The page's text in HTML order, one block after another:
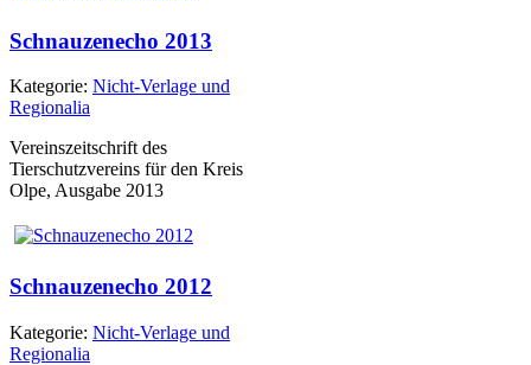
Schnauzenecho 2013
Kategorie: Nicht-Verlage und
Regionalia
Vereinszeitschrift des
Tierschutzvereins für den Kreis
Olpe, Ausgabe 2013
Schnauzenecho 2012
Kategorie: Nicht-Verlage und
Regionalia